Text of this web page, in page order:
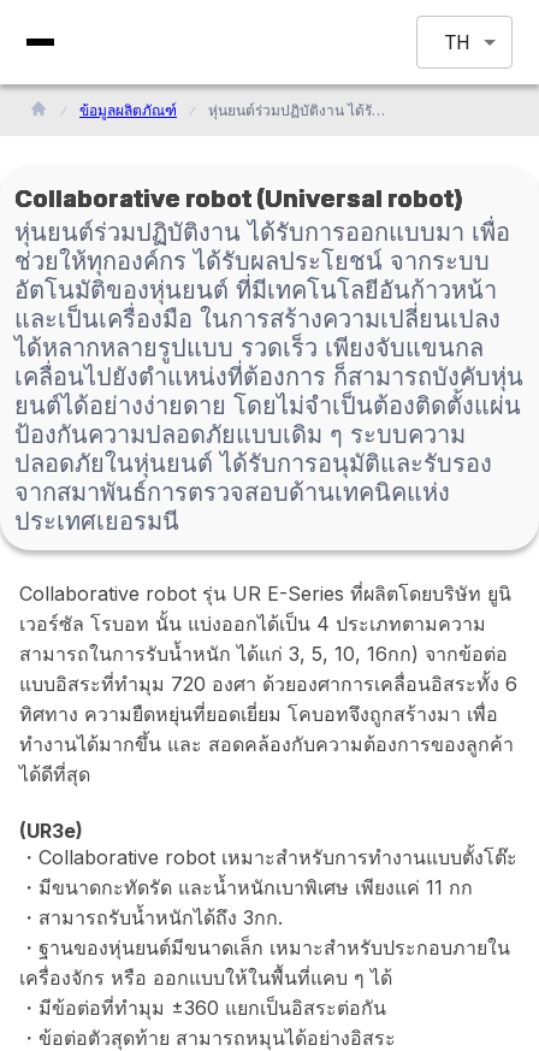
TH
ข้อมูลผลิตภัณฑ์ หุ่นยนต์ร่วมปฏิบัติงาน ได้รับการออกแบบมา เพื่อช่วยให้ทุกองค์กร ได้รับผลประโยชน์ จากระบบอัตโนมัติของหุ่นยนต์ ที่มีเทคโนโลยีอันก้าวหน้า และเป็นเครื่องมือ ในการสร้างความเปลี่ยนเปลงได้หลากหลายรูปแบบ รวดเร็ว เพียงจับแขนกลเคลื่อนไปยังตำแหน่งที่ต้องการ ก็สามารถบังคับหุ่นยนต์ได้อย่างง่ายดาย โดยไม่จำเป็นต้องติดตั้งแผ่นป้องกันความปลอดภัยแบบเดิม ๆ ระบบความปลอดภัยในหุ่นยนต์ ได้รับการอนุมัติและรับรองจากสมาพันธ์การตรวจสอบด้านเทคนิคแห่งประเทศเยอรมนี
Collaborative robot (Universal robot)
หุ่นยนต์ร่วมปฏิบัติงาน ได้รับการออกแบบมา เพื่อ
ช่วยให้ทุกองค์กร ได้รับผลประโยชน์ จากระบบ
อัตโนมัติของหุ่นยนต์ ที่มีเทคโนโลยีอันก้าวหน้า
และเป็นเครื่องมือ ในการสร้างความเปลี่ยนเปลง
ได้หลากหลายรูปแบบ รวดเร็ว เพียงจับแขนกล
เคลื่อนไปยังตำแหน่งที่ต้องการ ก็สามารถบังคับหุ่น
ยนต์ได้อย่างง่ายดาย โดยไม่จำเป็นต้องติดตั้งแผ่น
ป้องกันความปลอดภัยแบบเดิม ๆ ระบบความ
ปลอดภัยในหุ่นยนต์ ได้รับการอนุมัติและรับรอง
จากสมาพันธ์การตรวจสอบด้านเทคนิคแห่ง
ประเทศเยอรมนี
Collaborative robot รุ่น UR E-Series ที่ผลิตโดยบริษัท ยูนิ
เวอร์ซัล โรบอท นั้น แบ่งออกได้เป็น 4 ประเภทตามความ
สามารถในการรับน้ำหนัก ได้แก่ 3, 5, 10, 16กก) จากข้อต่อ
แบบอิสระที่ทำมุม 720 องศา ด้วยองศาการเคลื่อนอิสระทั้ง 6
ทิศทาง ความยืดหยุ่นที่ยอดเยี่ยม โคบอทจึงถูกสร้างมา เพื่อ
ทำงานได้มากขึ้น และ สอดคล้องกับความต้องการของลูกค้า
ได้ดีที่สุด
(UR3e)
・Collaborative robot เหมาะสำหรับการทำงานแบบตั้งโต๊ะ
・มีขนาดกะทัดรัด และน้ำหนักเบาพิเศษ เพียงแค่ 11 กก
・สามารถรับน้ำหนักได้ถึง 3กก.
・ฐานของหุ่นยนต์มีขนาดเล็ก เหมาะสำหรับประกอบภายใน
เครื่องจักร หรือ ออกแบบให้ในพื้นที่แคบ ๆ ได้
・มีข้อต่อที่ทำมุม ±360 แยกเป็นอิสระต่อกัน
・ข้อต่อตัวสุดท้าย สามารถหมุนได้อย่างอิสระ